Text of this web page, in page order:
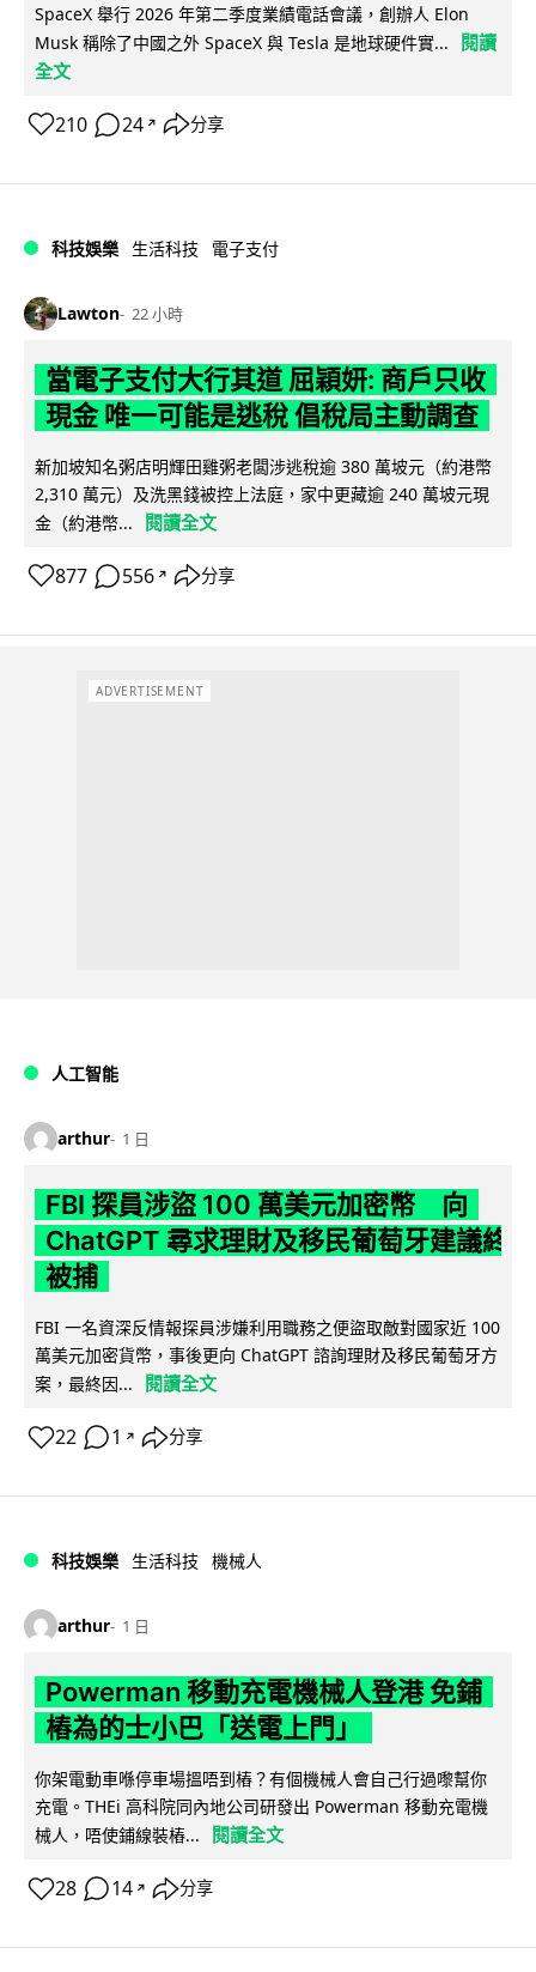
SpaceX 舉行 2026 年第二季度業績電話會議，創辦人 Elon
Musk 稱除了中國之外 SpaceX 與 Tesla 是地球硬件實...
閱讀
全文
210 24 ↗ 分享
科技娛樂 生活科技 電子支付
Lawton 22 小時
當電子支付大行其道 屈穎妍: 商戶只收
現金 唯一可能是逃稅 倡稅局主動調查
新加坡知名粥店明輝田雞粥老闆涉逃稅逾 380 萬坡元（約港幣
2,310 萬元）及洗黑錢被控上法庭，家中更藏逾 240 萬坡元現
金（約港幣...
閱讀全文
877 556 ↗ 分享
ADVERTISEMENT
人工智能
arthur 1 日
FBI 探員涉盜 100 萬美元加密幣 向
ChatGPT 尋求理財及移民葡萄牙建議終
被捕
FBI 一名資深反情報探員涉嫌利用職務之便盜取敵對國家近 100
萬美元加密貨幣，事後更向 ChatGPT 諮詢理財及移民葡萄牙方
案，最終因...
閱讀全文
22 1 ↗ 分享
科技娛樂 生活科技 機械人
arthur 1 日
Powerman 移動充電機械人登港 免鋪
樁為的士小巴「送電上門」
你架電動車喺停車場搵唔到樁？有個機械人會自己行過嚟幫你
充電。THEi 高科院同內地公司研發出 Powerman 移動充電機
械人，唔使鋪線裝樁...
閱讀全文
28 14 ↗ 分享